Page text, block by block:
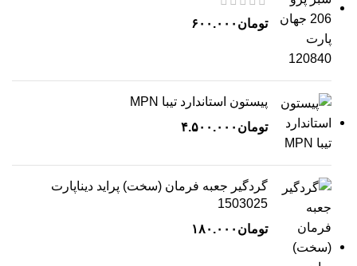
تومان ۶۰۰.۰۰۰
پیستون استاندارد تیبا MPN
تومان ۴.۵۰۰.۰۰۰
گردگیر جعبه فرمان (سخت) پراید دیناپارت
1503025
تومان ۱۸۰.۰۰۰